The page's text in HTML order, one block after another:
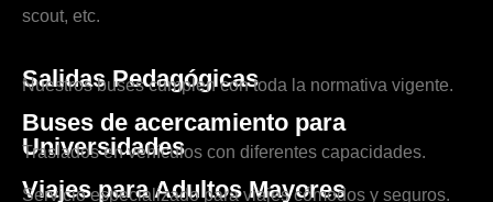
scout, etc.
Salidas Pedagógicas
Nuestros buses cumplen con toda la normativa vigente.
Buses de acercamiento para
Universidades
Traslados en vehículos con diferentes capacidades.
Viajes para Adultos Mayores
Servicio especializado para viajes cómodos y seguros.